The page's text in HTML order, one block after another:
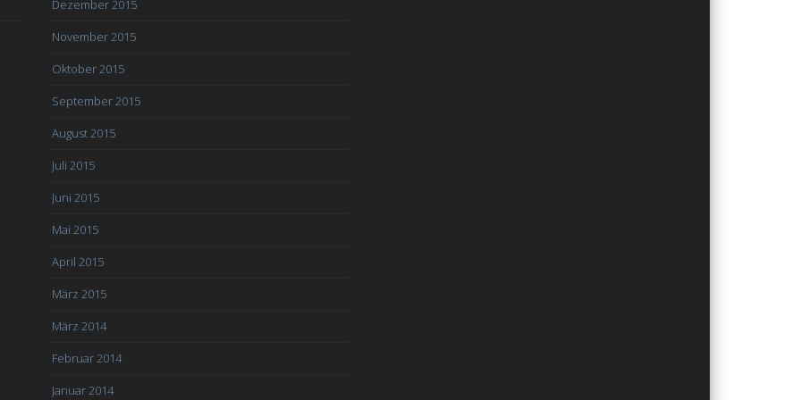
Dezember 2015
November 2015
Oktober 2015
September 2015
August 2015
Juli 2015
Juni 2015
Mai 2015
April 2015
März 2015
März 2014
Februar 2014
Januar 2014